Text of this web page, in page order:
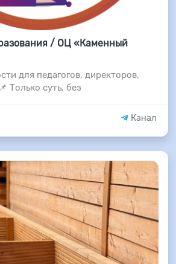
/ ОЦ «Каменный
для педагогов, директоров,
Только суть, без
Канал